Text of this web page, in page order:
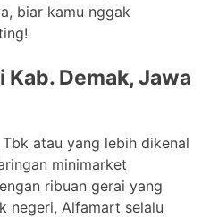
biar kamu nggak
Demak, Jawa
atau yang lebih dikenal
minimarket
ribuan gerai yang
negeri, Alfamart selalu